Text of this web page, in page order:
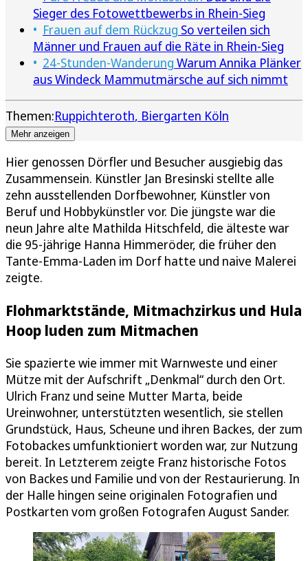
Sieger des Fotowettbewerbs in Rhein-Sieg
Frauen auf dem Rückzug So verteilen sich
Männer und Frauen auf die Räte in Rhein-Sieg
24-Stunden-Wanderung Warum Annika Plänker
aus Windeck Mammutmärsche auf sich nimmt
Themen:Ruppichteroth Biergarten Köln
Mehr anzeigen
Hier genossen Dörfler und Besucher ausgiebig das
Zusammensein. Künstler Jan Bresinski stellte alle
zehn ausstellenden Dorfbewohner, Künstler von
Beruf und Hobbykünstler vor. Die jüngste war die
neun Jahre alte Mathilda Hitschfeld, die älteste war
die 95-jährige Hanna Himmeröder, die früher den
Tante-Emma-Laden im Dorf hatte und naive Malerei
zeigte.
Flohmarktstände, Mitmachzirkus und Hula
Hoop luden zum Mitmachen
Sie spazierte wie immer mit Warnweste und einer
Mütze mit der Aufschrift „Denkmal“ durch den Ort.
Ulrich Franz und seine Mutter Marta, beide
Ureinwohner, unterstützten wesentlich, sie stellen
Grundstück, Haus, Scheune und ihren Backes, der zum
Fotobackes umfunktioniert worden war, zur Nutzung
bereit. In Letzterem zeigte Franz historische Fotos
von Backes und Familie und von der Restaurierung. In
der Halle hingen seine originalen Fotografien und
Postkarten vom großen Fotografen August Sander.